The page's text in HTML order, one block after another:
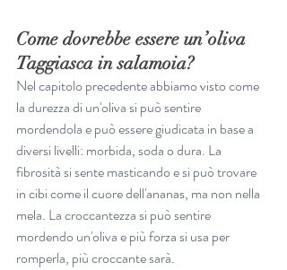
Come dovrebbe essere un’oliva
Taggiasca in salamoia?
Nel capitolo precedente abbiamo visto come
la durezza di un'oliva si può sentire
mordendola e può essere giudicata in base a
diversi livelli: morbida, soda o dura. La
fibrosità si sente masticando e si può trovare
in cibi come il cuore dell'ananas, ma non nella
mela. La croccantezza si può sentire
mordendo un'oliva e più forza si usa per
romperla, più croccante sarà.